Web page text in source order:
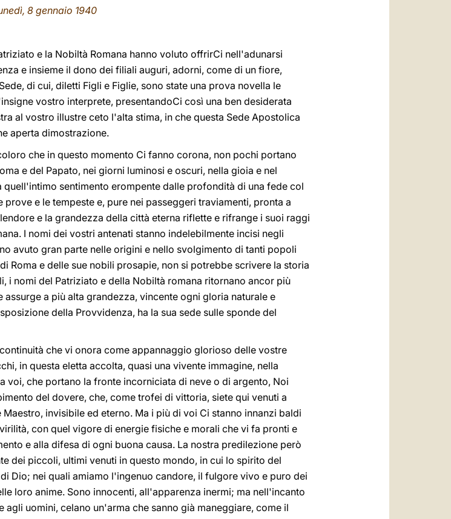
8 gennaio 1940
e la Nobiltà Romana hanno voluto offrirCi nell'adunarsi
e insieme il dono dei filiali auguri, adorni, come di un fiore,
di cui, diletti Figli e Figlie, sono state una prova novella le
vostro interprete, presentandoCi così una ben desiderata
al vostro illustre ceto l'alta stima, in che questa Sede Apostolica
aperta dimostrazione.
che in questo momento Ci fanno corona, non pochi portano
e del Papato, nei giorni luminosi e oscuri, nella gioia e nel
sentimento erompente dalle profondità di una fede col
e le tempeste e, pure nei passeggeri traviamenti, pronta a
e la grandezza della città eterna riflette e rifrange i suoi raggi
I nomi dei vostri antenati stanno indelebilmente incisi negli
avuto gran parte nelle origini e nello svolgimento di tanti popoli
Roma e delle sue nobili prosapie, non si potrebbe scrivere la storia
i nomi del Patriziato e della Nobiltà romana ritornano ancor più
a più alta grandezza, vincente ogni gloria naturale e
della Provvidenza, ha la sua sede sulle sponde del
che vi onora come appannaggio glorioso delle vostre
in questa eletta accolta, quasi una vivente immagine, nella
voi, che portano la fronte incorniciata di neve o di argento, Noi
del dovere, che, come trofei di vittoria, siete qui venuti a
invisibile ed eterno. Ma i più di voi Ci stanno innanzi baldi
con quel vigore di energie fisiche e morali che vi fa pronti e
e alla difesa di ogni buona causa. La nostra predilezione però
dei piccoli, ultimi venuti in questo mondo, in cui lo spirito del
Dio; nei quali amiamo l'ingenuo candore, il fulgore vivo e puro dei
loro anime. Sono innocenti, all'apparenza inermi; ma nell'incanto
uomini, celano un'arma che sanno già maneggiare, come il